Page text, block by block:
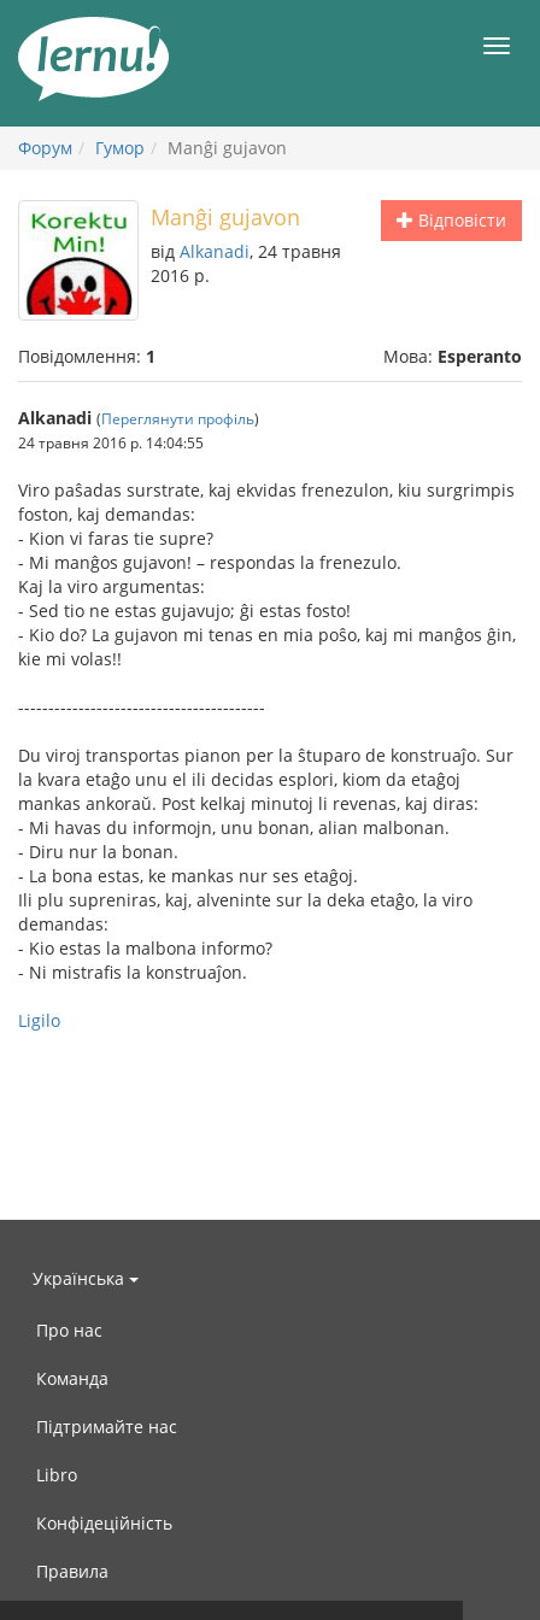
змісту
Форум Гумор Manĝi gujavon
Відповісти
Manĝi gujavon
від Alkanadi, 24 травня
2016 р.
Повідомлення: 1 Мова: Esperanto
Alkanadi (Переглянути профіль)
24 травня 2016 р. 14:04:55
Viro paŝadas surstrate, kaj ekvidas frenezulon, kiu surgrimpis
foston, kaj demandas:
- Kion vi faras tie supre?
- Mi manĝos gujavon! – respondas la frenezulo.
Kaj la viro argumentas:
- Sed tio ne estas gujavujo; ĝi estas fosto!
- Kio do? La gujavon mi tenas en mia poŝo, kaj mi manĝos ĝin,
kie mi volas!!
-----------------------------------------
Du viroj transportas pianon per la ŝtuparo de konstruaĵo. Sur
la kvara etaĝo unu el ili decidas esplori, kiom da etaĝoj
mankas ankoraŭ. Post kelkaj minutoj li revenas, kaj diras:
- Mi havas du informojn, unu bonan, alian malbonan.
- Diru nur la bonan.
- La bona estas, ke mankas nur ses etaĝoj.
Ili plu supreniras, kaj, alveninte sur la deka etaĝo, la viro
demandas:
- Kio estas la malbona informo?
- Ni mistrafis la konstruaĵon.
Ligilo
Українська
Про нас
Команда
Підтримайте нас
Libro
Конфідеційність
Правила